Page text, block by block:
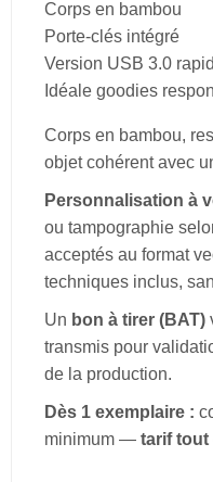
Corps en bambou
Porte-clés intégré
Version USB 3.0
Idéale goodies
Corps en bambou,
objet cohérent avec
Personnalisation à
ou tampographie
acceptés au format
techniques inclus,
Un bon à tirer (BAT)
transmis pour
de la production.
Dès 1 exemplaire :
minimum — tarif